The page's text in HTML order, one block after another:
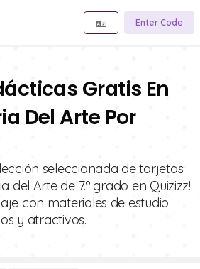
Enter Code
Gratis En
Del Arte Por
seleccionada de tarjetas
del Arte de 7.º grado en Quizizz!
con materiales de estudio
y atractivos.